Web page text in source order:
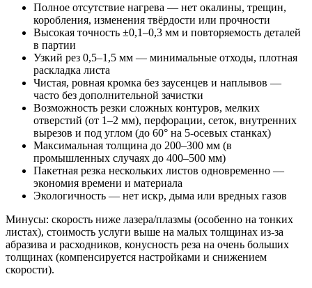
Полное отсутствие нагрева — нет окалины, трещин,
коробления, изменения твёрдости или прочности
Высокая точность ±0,1–0,3 мм и повторяемость деталей
в партии
Узкий рез 0,5–1,5 мм — минимальные отходы, плотная
раскладка листа
Чистая, ровная кромка без заусенцев и наплывов —
часто без дополнительной зачистки
Возможность резки сложных контуров, мелких
отверстий (от 1–2 мм), перфорации, сеток, внутренних
вырезов и под углом (до 60° на 5-осевых станках)
Максимальная толщина до 200–300 мм (в
промышленных случаях до 400–500 мм)
Пакетная резка нескольких листов одновременно —
экономия времени и материала
Экологичность — нет искр, дыма или вредных газов
Минусы: скорость ниже лазера/плазмы (особенно на тонких
листах), стоимость услуги выше на малых толщинах из-за
абразива и расходников, конусность реза на очень больших
толщинах (компенсируется настройками и снижением
скорости).